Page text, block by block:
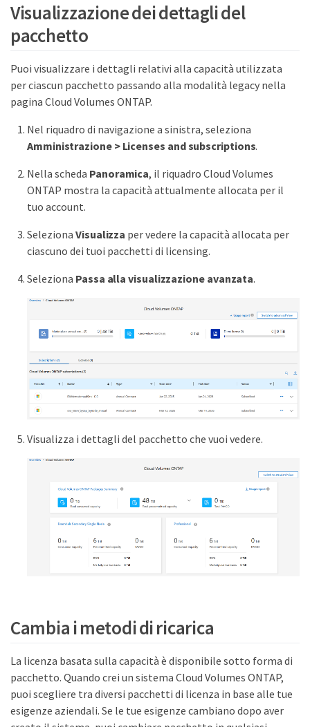
Visualizzazione dei dettagli del
pacchetto
Puoi visualizzare i dettagli relativi alla capacità utilizzata
per ciascun pacchetto passando alla modalità legacy nella
pagina Cloud Volumes ONTAP.
Nel riquadro di navigazione a sinistra, seleziona
Amministrazione > Licenses and subscriptions.
Nella scheda Panoramica, il riquadro Cloud Volumes
ONTAP mostra la capacità attualmente allocata per il
tuo account.
Seleziona Visualizza per vedere la capacità allocata per
ciascuno dei tuoi pacchetti di licensing.
Seleziona Passa alla visualizzazione avanzata.
Visualizza i dettagli del pacchetto che vuoi vedere.
Cambia i metodi di ricarica
La licenza basata sulla capacità è disponibile sotto forma di
pacchetto. Quando crei un sistema Cloud Volumes ONTAP,
puoi scegliere tra diversi pacchetti di licenza in base alle tue
esigenze aziendali. Se le tue esigenze cambiano dopo aver